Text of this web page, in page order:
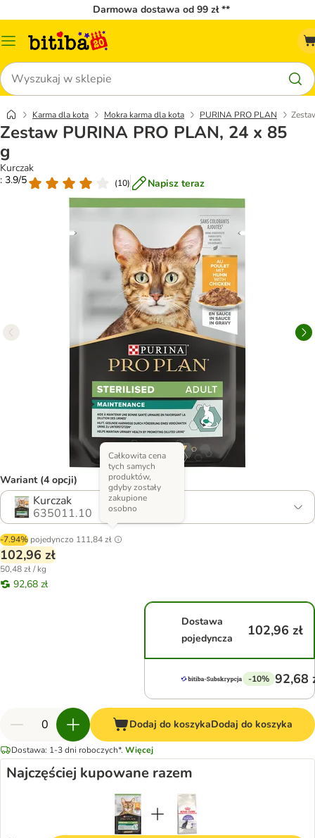
Darmowa dostawa od 99 zł **
Menu
Szukaj
Karma dla kota Mokra karma dla kota PURINA PRO PLAN
Zestaw PURINA PRO PLAN, 24 x 85
g
Kurczak
: 3.9/5
(10) Napisz teraz
Wariant (4 opcji)
Kurczak
635011.10
-7.94% pojedynczo 111,84 zł
Całkowita cena
tych samych
produktów,
gdyby zostały
zakupione
osobno
102,96 zł
50,48 zł / kg
92,68 zł
Dostawa
pojedyncza
102,96 zł
-10% 92,68
Dodaj do koszykaDodaj do koszyka
Dostawa: 1-3 dni roboczych*. Więcej
Najczęściej kupowane razem